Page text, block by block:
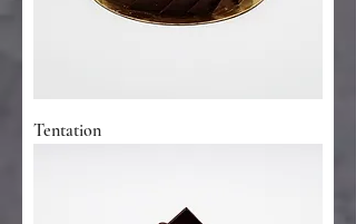
Tentation